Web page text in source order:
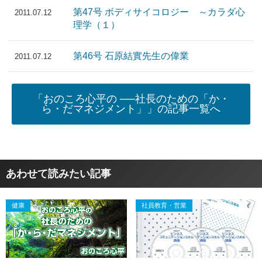
2011.07.12
第47号 ボディサイコロジー ～カラダ心
理学（１）
2011.07.12 第46号 石原結實先生の偉業
「おのころ心平の ──社長のための「か・
ら・だマネジメント」」の記事一覧へ
あわせて読みたい記事
健康 社員教育・営業